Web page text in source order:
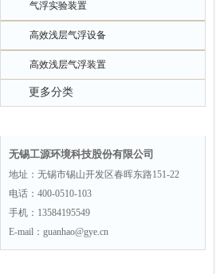
气浮实验装置
高效浅层气浮设备
高效浅层气浮装置
更多分类
无锡工源环境科技股份有限公司
地址：无锡市锡山开发区春晖东路151-22
电话：400-0510-103
手机：13584195549
E-mail：guanhao@gye.cn